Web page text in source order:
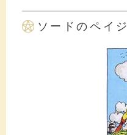
ソードのペイジ